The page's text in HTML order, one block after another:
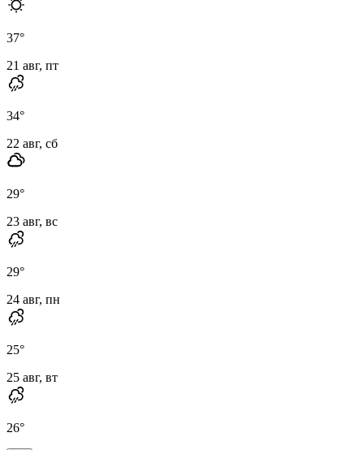
37°
21 авг, пт
34°
22 авг, сб
29°
23 авг, вс
29°
24 авг, пн
25°
25 авг, вт
26°